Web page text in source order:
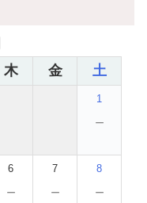
木 金 土
1
－
6
－
7
－
8
－